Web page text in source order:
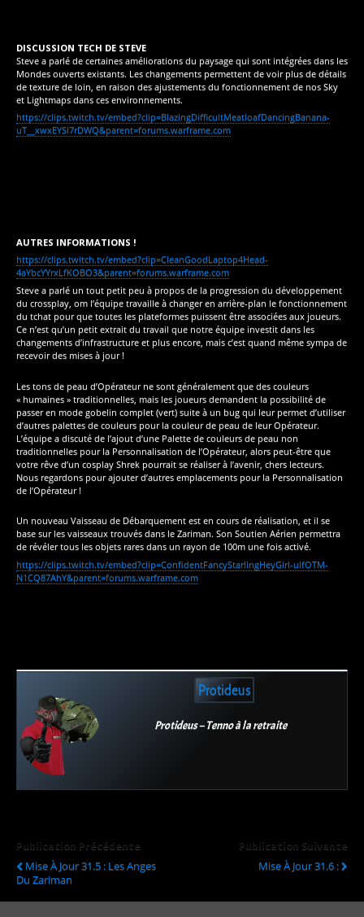
DISCUSSION TECH DE STEVE
Steve a parlé de certaines améliorations du paysage qui sont intégrées dans les
Mondes ouverts existants. Les changements permettent de voir plus de détails
de texture de loin, en raison des ajustements du fonctionnement de nos Sky
et Lightmaps dans ces environnements.
https://clips.twitch.tv/embed?clip=BlazingDifficultMeatloafDancingBanana-
uT__xwxEYSi7rDWQ&parent=forums.warframe.com
AUTRES INFORMATIONS !
https://clips.twitch.tv/embed?clip=CleanGoodLaptop4Head-
4aYbcYYrxLfKOBO3&parent=forums.warframe.com
Steve a parlé un tout petit peu à propos de la progression du développement
du crossplay, om l’équipe travaille à changer en arrière-plan le fonctionnement
du tchat pour que toutes les plateformes puissent être associées aux joueurs.
Ce n’est qu’un petit extrait du travail que notre équipe investit dans les
changements d’infrastructure et plus encore, mais c’est quand même sympa de
recevoir des mises à jour !
Les tons de peau d’Opérateur ne sont généralement que des couleurs
« humaines » traditionnelles, mais les joueurs demandent la possibilité de
passer en mode gobelin complet (vert) suite à un bug qui leur permet d’utiliser
d’autres palettes de couleurs pour la couleur de peau de leur Opérateur.
L’équipe a discuté de l’ajout d’une Palette de couleurs de peau non
traditionnelles pour la Personnalisation de l’Opérateur, alors peut-être que
votre rêve d’un cosplay Shrek pourrait se réaliser à l’avenir, chers lecteurs.
Nous regardons pour ajouter d’autres emplacements pour la Personnalisation
de l’Opérateur !
Un nouveau Vaisseau de Débarquement est en cours de réalisation, et il se
base sur les vaisseaux trouvés dans le Zariman. Son Soutien Aérien permettra
de révéler tous les objets rares dans un rayon de 100m une fois activé.
https://clips.twitch.tv/embed?clip=ConfidentFancyStarlingHeyGirl-ulfOTM-
N1CQ87AhY&parent=forums.warframe.com
Protideus
Protideus – Tenno à la retraite
Publication Précédente
Mise À Jour 31.5 : Les Anges
Du Zariman
Publication Suivante
Mise À Jour 31.6 :